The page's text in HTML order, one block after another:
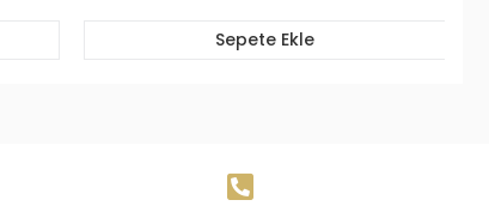
Sepete Ekle